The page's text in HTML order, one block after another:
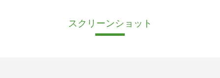
スクリーンショット